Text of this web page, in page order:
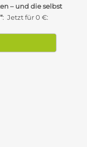
– und die selbst
: Jetzt für 0 €: